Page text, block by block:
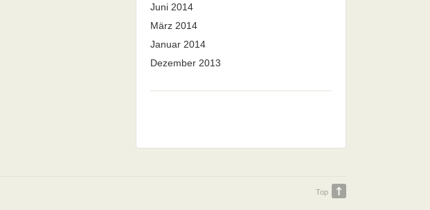
Juni 2014
März 2014
Januar 2014
Dezember 2013
Top